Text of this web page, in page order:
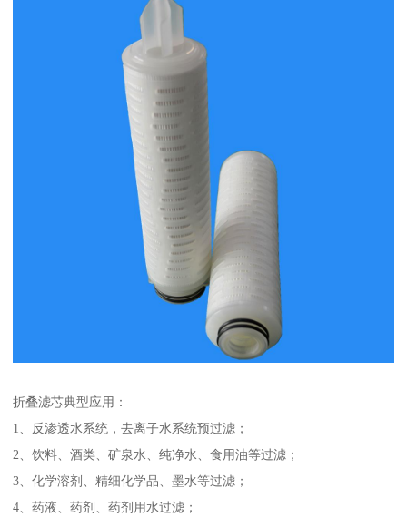
折叠滤芯典型应用：
1、反渗透水系统，去离子水系统预过滤；
2、饮料、酒类、矿泉水、纯净水、食用油等过滤；
3、化学溶剂、精细化学品、墨水等过滤；
4、药液、药剂、药剂用水过滤；